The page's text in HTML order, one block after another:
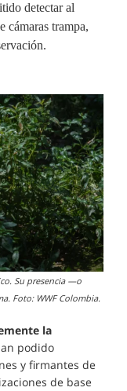
detectar al
cámaras trampa,
Su presencia —o
Foto: WWF Colombia.
la
podido
y firmantes de
de base